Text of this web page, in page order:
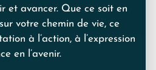
et avancer. Que ce soit en
votre chemin de vie, ce
à l’action, à l’expression
en l’avenir.